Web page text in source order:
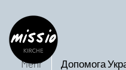
Допомога
Mehr